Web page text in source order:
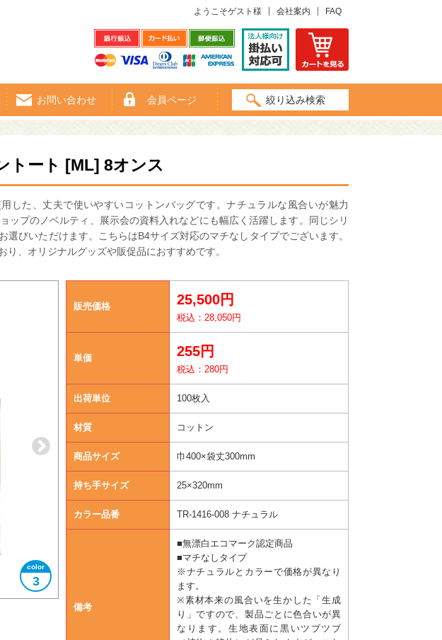
ようこそゲスト様 会社案内 FAQ
お問い合わせ 会員ページ 絞り込み検索
トート [ML] 8オンス
した、丈夫で使いやすいコットンバッグです。ナチュラルな風合いが魅力
ップのノベルティ、展示会の資料入れなどにも幅広く活躍します。同じシリ
びいただけます。こちらはB4サイズ対応のマチなしタイプでございます。
、オリジナルグッズや販促品におすすめです。
3
販売価格 25,500円
税込：28,050円
単価 255円
税込：280円
出荷単位 100枚入
材質 コットン
商品サイズ 巾400×袋丈300mm
持ち手サイズ 25×320mm
カラー品番 TR-1416-008 ナチュラル
備考
■無漂白エコマーク認定商品
■マチなしタイプ
※ナチュラルとカラーで価格が異なり
ます。
※素材本来の風合いを生かした「生成
り」ですので、製品ごとに色合いが異
なります。生地表面に黒いツブツブ